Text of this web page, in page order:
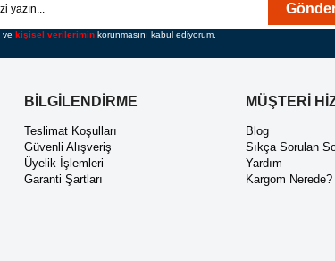
ve kişisel verilerimin korunmasını kabul ediyorum.
BİLGİLENDİRME
Teslimat Koşulları
Güvenli Alışveriş
Üyelik İşlemleri
Garanti Şartları
MÜŞTERİ
Blog
Sıkça Sorulan
Yardım
Kargom Nerede?